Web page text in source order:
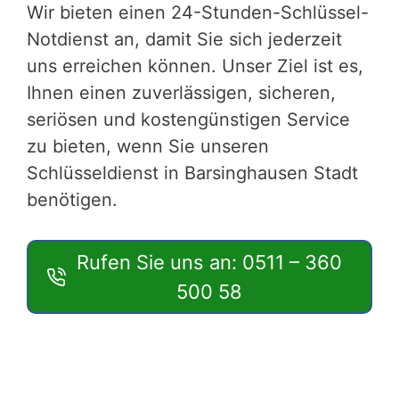
Wir bieten einen 24-Stunden-Schlüssel-
Notdienst an, damit Sie sich jederzeit
uns erreichen können. Unser Ziel ist es,
Ihnen einen zuverlässigen, sicheren,
seriösen und kostengünstigen Service
zu bieten, wenn Sie unseren
Schlüsseldienst in Barsinghausen Stadt
benötigen.
Rufen Sie uns an: 0511 – 360
500 58